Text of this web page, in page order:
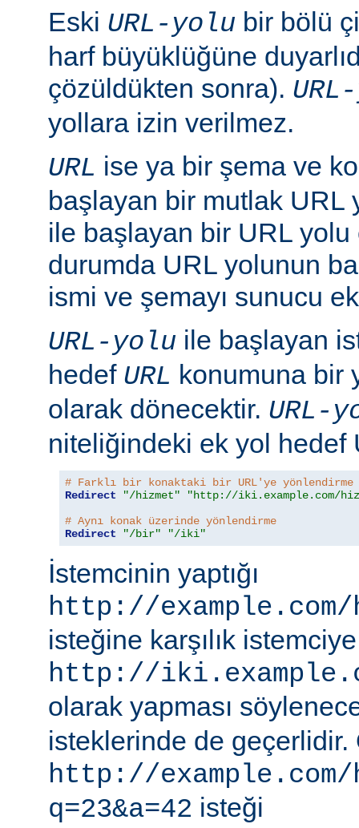
Eski URL-yolu bir bölü
harf büyüklüğüne
çözüldükten sonra).
yollara izin verilmez.
URL ise ya bir şema ve
başlayan bir mutlak URL
ile başlayan bir URL
durumda URL yolunun
ismi ve şemayı sunucu
URL-yolu ile başlayan
hedef URL konumuna bir
olarak dönecektir. URL-
niteliğindeki ek yol hedef
# Farklı bir konaktaki bir URL'ye yönlendirme
Redirect
"/hizmet"
"http://iki.example.com/
# Aynı konak üzerinde yönlendirme
Redirect
"/bir" "/iki"
İstemcinin yaptığı
http://
isteğine karşılık
http://
olarak yapması
isteklerinde de geçerlidir.
http://
q=23&a=42 isteği